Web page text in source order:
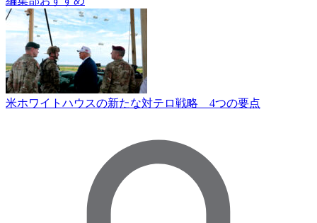
米ホワイトハウスの新たな対テロ戦略 4つの要点